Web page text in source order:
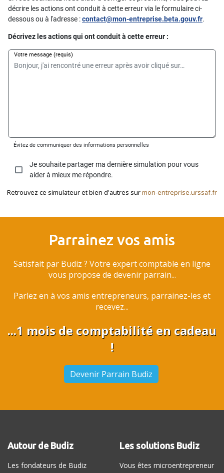
Retrouvez ce simulateur et bien d'autres surmon-entreprise.urssaf.fr
Parrainez vos amis
Satisfait par Budiz ? Votre expert comptable en ligne
vous propose de devenir parrain...
Parlez en à vos amis entrepreneurs, parrainez-les et
recevez...
...1 mois de comptabilité en cadeau
!
Devenir Parrain Budiz
Autour de Budiz
Les fondateurs de Budiz
Les solutions Budiz
Vous êtes microentrepreneur